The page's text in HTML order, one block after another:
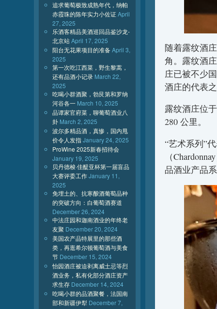
随着露纹酒
角。露纹酒
庄已被不少
酒庄的代表
露纹酒庄位
280 公里。
“艺术系列”
（
品酒业产品
追求葡萄极致成熟年代，纳帕
赤霞珠的陈年实力小佐证April
27, 2025
乐酒客精品美酒巡回品鉴沙龙-
北京站April 17, 2025
阳台无花果项目的准备April 3,
2025
第一次吃江西菜，野生黎蒿，
还有品酒小记录 March 22,
2025
吃喝小群酒聚，勃艮第和罗纳
河谷各一 March 10, 2025
品谭家官府菜，聊葡萄酒业八
卦 March 2, 2025
波尔多精品酒，真惨，国内甩
价令人发指January 24, 2025
ProWine 2025新春招待会
January 19, 2025
贝丹德梭·佳醍亚杯第一届盲品
大赛评委工作January 11,
2025
免埋土的、抗寒酿酒葡萄品种
的突破方向：白葡萄酒赛道
December 26, 2024
中法庄园和迦南酒业的年终老
友聚 December 20, 2024
美国农产品特展里的那些酒
类，再逛希尔顿葡萄酒与美食
节 December 15, 2024
怡园酒庄被迫剥离威士忌等烈
酒业务，私有化部分酒庄资产
求生存 December 14, 2024
吃喝小群的品酒聚餐，法国南
部和新疆伊犁 December 7,